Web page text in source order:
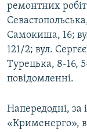
ремонтних робіт
Самокиша, 16;
121/2; вул.
Турецька, 8-16,
повідомленні.
Напередодні, за
«Крименерго», в